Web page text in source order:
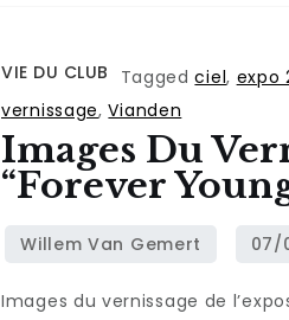
VIE DU CLUB Taggedciel, expo
vernissage,Vianden
Images Du
“Forever
Images du vernissage de